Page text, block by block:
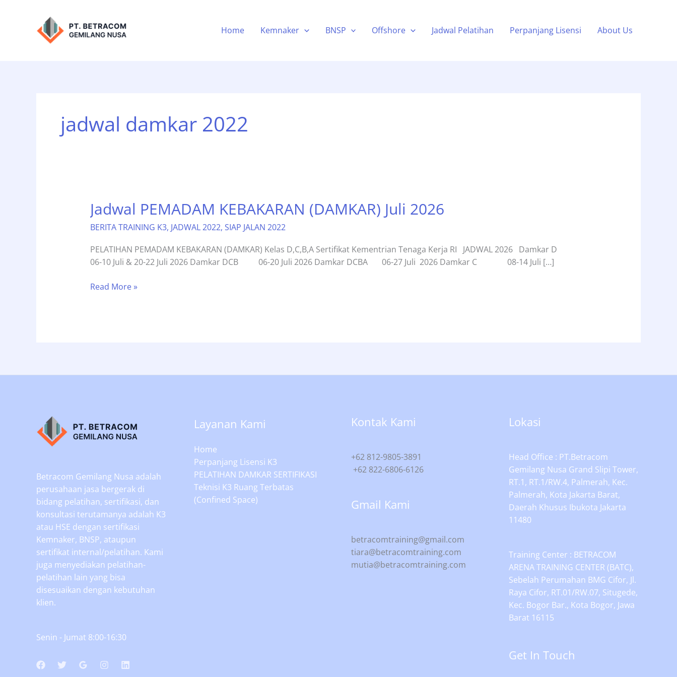
Home Kemnaker BNSP Offshore Jadwal Pelatihan Perpanjang Lisensi About Us
jadwal damkar 2022
Jadwal PEMADAM KEBAKARAN (DAMKAR) Juli 2026
BERITA TRAINING K3, JADWAL 2022, SIAP JALAN 2022
PELATIHAN PEMADAM KEBAKARAN (DAMKAR) Kelas D,C,B,A Sertifikat Kementrian Tenaga Kerja RI JADWAL 2026 Damkar D
06-10 Juli & 20-22 Juli 2026 Damkar DCB 06-20 Juli 2026 Damkar DCBA 06-27 Juli 2026 Damkar C 08-14 Juli […]
Jadwal
Read More »
Betracom Gemilang Nusa adalah
perusahaan jasa bergerak di
bidang pelatihan, sertifikasi, dan
konsultasi terutamanya adalah K3
atau HSE dengan sertifikasi
Kemnaker, BNSP, ataupun
sertifikat internal/pelatihan. Kami
juga menyediakan pelatihan-
pelatihan lain yang bisa
disesuaikan dengan kebutuhan
klien.
Senin - Jumat 8:00-16:30
Layanan Kami
Home
Perpanjang Lisensi K3
PELATIHAN DAMKAR SERTIFIKASI
Teknisi K3 Ruang Terbatas
(Confined Space)
Kontak Kami
+62 812-9805-3891
+62 822-6806-6126
Gmail Kami
betracomtraining@gmail.com
tiara@betracomtraining.com
mutia@betracomtraining.com
Lokasi
Head Office : PT.Betracom
Gemilang Nusa Grand Slipi Tower,
RT.1, RT.1/RW.4, Palmerah, Kec.
Palmerah, Kota Jakarta Barat,
Daerah Khusus Ibukota Jakarta
11480
Training Center : BETRACOM
ARENA TRAINING CENTER (BATC),
Sebelah Perumahan BMG Cifor, Jl.
Raya Cifor, RT.01/RW.07, Situgede,
Kec. Bogor Bar., Kota Bogor, Jawa
Barat 16115
Get In Touch